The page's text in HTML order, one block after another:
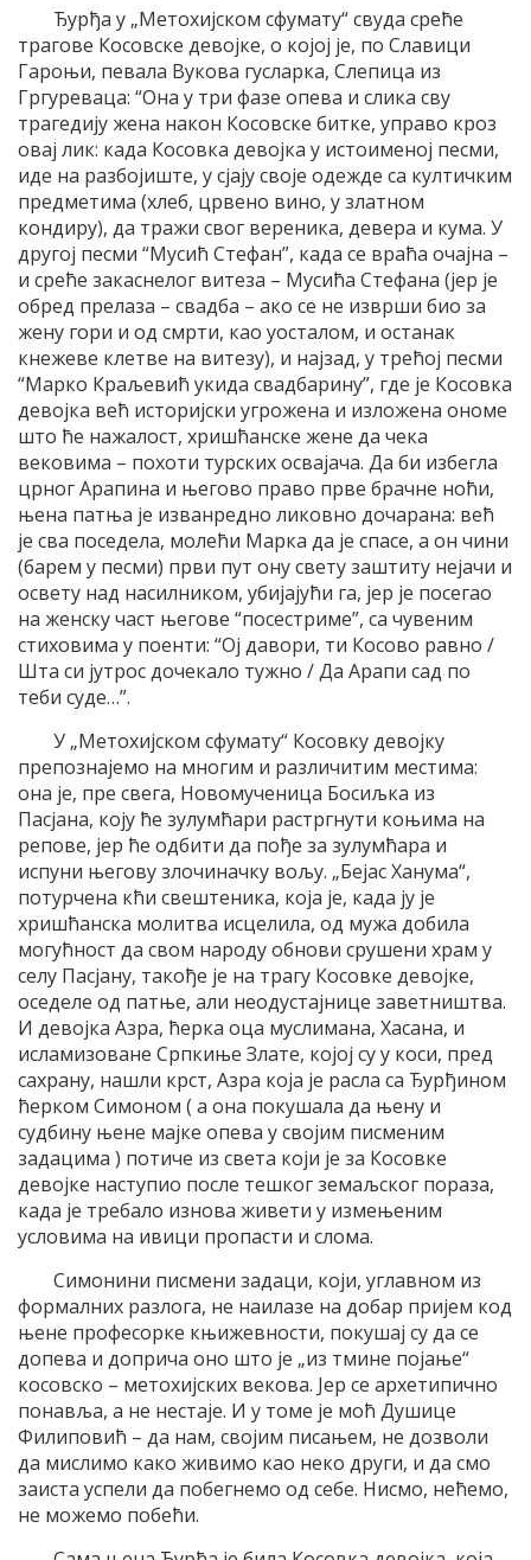
Ђурђа у „Метохијском сфумату“ свуда среће
трагове Косовске девојке, о којој је, по Славици
Гароњи, певала Вукова гусларка, Слепица из
Гргуреваца: “Она у три фазе опева и слика сву
трагедију жена након Косовске битке, управо кроз
овај лик: када Косовка девојка у истоименој песми,
иде на разбојиште, у сјају своје одежде са култичким
предметима (хлеб, црвено вино, у златном
кондиру), да тражи свог вереника, девера и кума. У
другој песми “Мусић Стефан”, када се враћа очајна –
и среће закаснелог витеза – Мусића Стефана (јер је
обред прелаза – свадба – ако се не изврши био за
жену гори и од смрти, као уосталом, и останак
кнежеве клетве на витезу), и најзад, у трећој песми
“Марко Краљевић укида свадбарину”, где је Косовка
девојка већ историјски угрожена и изложена ономе
што ће нажалост, хришћанске жене да чека
вековима – похоти турских освајача. Да би избегла
црног Арапина и његово право прве брачне ноћи,
њена патња је изванредно ликовно дочарана: већ
је сва поседела, молећи Марка да је спасе, а он чини
(барем у песми) први пут ону свету заштиту нејачи и
освету над насилником, убијајући га, јер је посегао
на женску част његове “посестриме”, са чувеним
стиховима у поенти: “Ој давори, ти Косово равно /
Шта си јутрос дочекало тужно / Да Арапи сад по
теби суде…”.
У „Метохијском сфумату“ Косовку девојку
препознајемо на многим и различитим местима:
она је, пре свега, Новомученица Босиљка из
Пасјана, коју ће зулумћари растргнути коњима на
репове, јер ће одбити да пође за зулумћара и
испуни његову злочиначку вољу. „Бејас Ханума“,
потурчена кћи свештеника, која је, када ју је
хришћанска молитва исцелила, од мужа добила
могућност да свом народу обнови срушени храм у
селу Пасјану, такође је на трагу Косовке девојке,
оседеле од патње, али неодустајнице заветништва.
И девојка Азра, ћерка оца муслимана, Хасана, и
исламизоване Српкиње Злате, којој су у коси, пред
сахрану, нашли крст, Азра која је расла са Ђурђином
ћерком Симоном ( а она покушала да њену и
судбину њене мајке опева у својим писменим
задацима ) потиче из света који је за Косовке
девојке наступио после тешког земаљског пораза,
када је требало изнова живети у измењеним
условима на ивици пропасти и слома.
Симонини писмени задаци, који, углавном из
формалних разлога, не наилазе на добар пријем код
њене професорке књижевности, покушај су да се
допева и доприча оно што је „из тмине појање“
косовско – метохијских векова. Јер се архетипично
понавља, а не нестаје. И у томе је моћ Душице
Филиповић – да нам, својим писањем, не дозволи
да мислимо како живимо као неко други, и да смо
заиста успели да побегнемо од себе. Нисмо, нећемо,
не можемо побећи.